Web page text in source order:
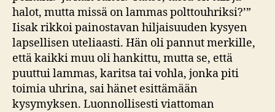
halot, mutta missä on lammas polttouhriksi?’”
Iisak rikkoi painostavan hiljaisuuden kysyen
lapsellisen uteliaasti. Hän oli pannut merkille,
että kaikki muu oli hankittu, mutta se, että
puuttui lammas, karitsa tai vohla, jonka piti
toimia uhrina, sai hänet esittämään
kysymyksen. Luonnollisesti viattoman